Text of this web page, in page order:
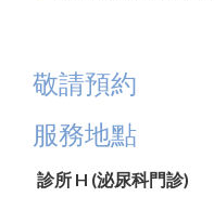
敬請預約
服務地點
診所 H (泌尿科門診)